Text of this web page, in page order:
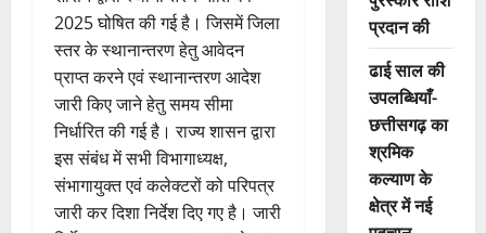
2025 घोषित की गई है। जिसमें जिला
स्तर के स्थानान्तरण हेतु आवेदन
प्राप्त करने एवं स्थानान्तरण आदेश
जारी किए जाने हेतु समय सीमा
निर्धारित की गई है। राज्य शासन द्वारा
इस संबंध में सभी विभागाध्यक्ष,
संभागायुक्त एवं कलेक्टरों को परिपत्र
जारी कर दिशा निर्देश दिए गए है। जारी
प्रदान की
ढाई साल की
उपलब्धियाँ-
छत्तीसगढ़ का
श्रमिक
कल्याण के
क्षेत्र में नई